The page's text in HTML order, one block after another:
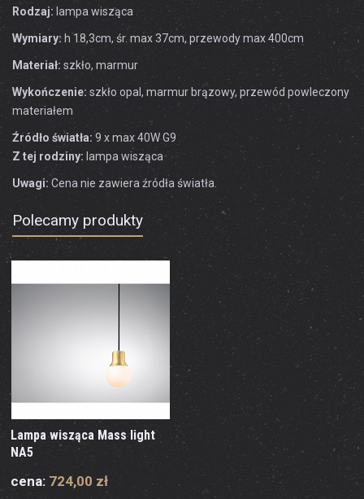
Rodzaj:lampa wisząca
Wymiary: h 18,3cm, śr. max 37cm, przewody max 400cm
Materiał: szkło, marmur
Wykończenie:szkło opal, marmur brązowy, przewód powleczony
materiałem
Źródło światła: 9 x max 40W G9
Z tej rodziny: lampa wisząca
Uwagi: Cena nie zawiera źródła światła.
Polecamy produkty
Lampa wisząca Mass light
NA5
cena: 724,00 zł